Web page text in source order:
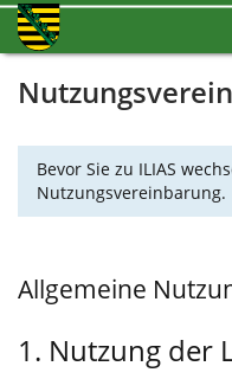
Bevor Sie zu ILIAS
Nutzungsvereinbarung.
Allgemeine
1. Nutzung der